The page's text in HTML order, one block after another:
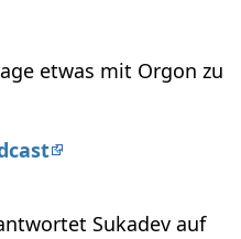
etwas mit Orgon zu
Sukadev auf